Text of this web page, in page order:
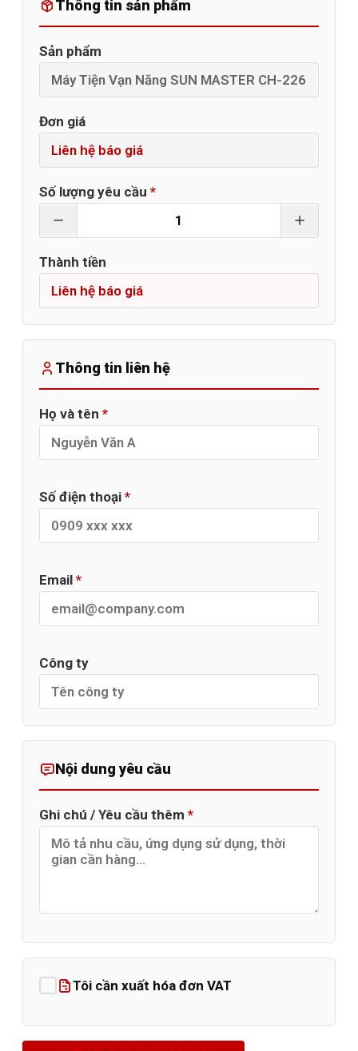
Thông tin sản phẩm
Sản phẩm
Đơn giá
Số lượng yêu cầu *
Thành tiền
Thông tin liên hệ
Họ và tên *
Số điện thoại *
Email *
Công ty
Nội dung yêu cầu
Ghi chú / Yêu cầu thêm *
Tôi cần xuất hóa đơn VAT